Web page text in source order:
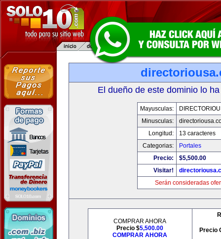
El dueño de este dominio lo
Mayusculas:
Minusculas:
Longitud:
13 caracteres
Categorias:
Portales
Precio:
$5,500.00
Visitar!
Serán consideradas
COMPRAR AHORA
Precio $5,500.00
COMPRAR AHORA
Precio